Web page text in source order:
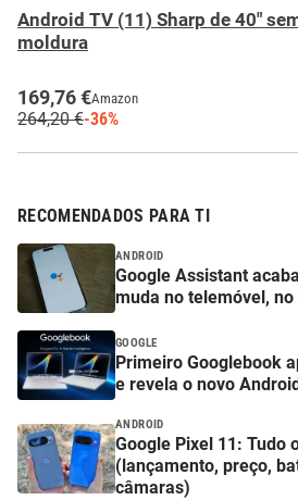
Android TV (11) Sharp de 40"
moldura
169,76 €Amazon
264,20 €-36%
RECOMENDADOS PARA TI
ANDROID
Google Assistant
muda no telemóvel,
GOOGLE
Primeiro Googlebook
e revela o novo
ANDROID
Google Pixel 11: Tudo
(lançamento, preço,
câmaras)